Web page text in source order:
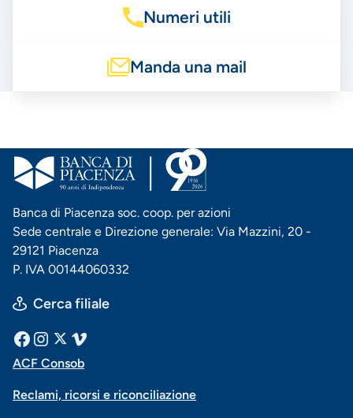
Numeri utili
Manda una mail
Banca di Piacenza soc. coop. per azioni
Sede centrale e Direzione generale: Via Mazzini, 20 -
29121 Piacenza
P. IVA 00144060332
Cerca filiale
Menu
social
Facebook
InstagramVimeo
Menu
ACF Consob
Reclami, ricorsi e riconciliazione